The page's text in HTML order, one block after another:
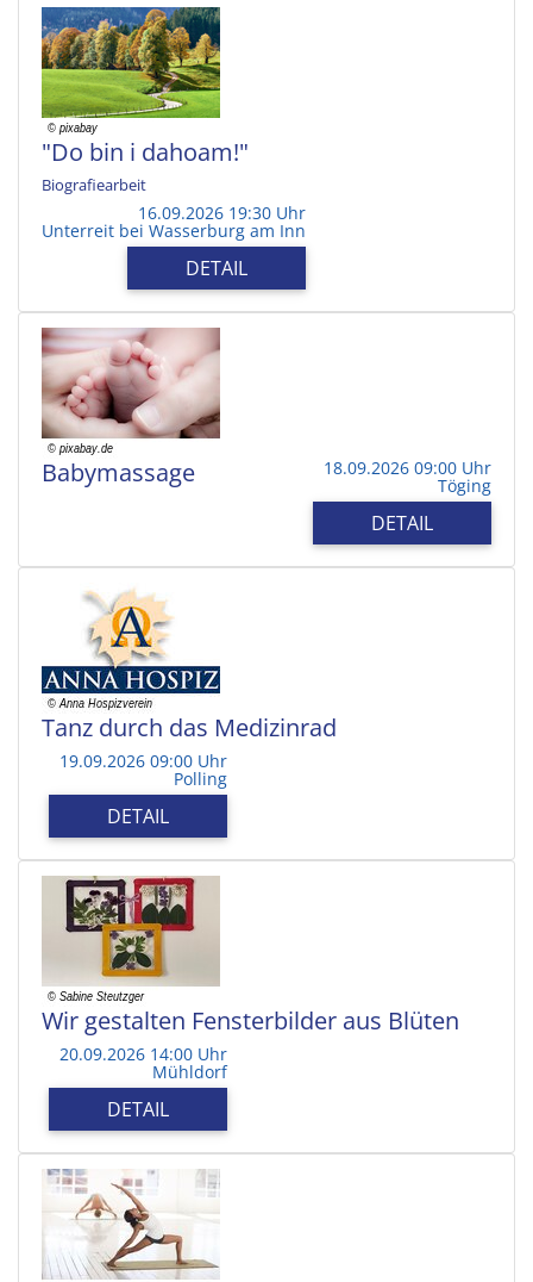
"Do bin i dahoam!"
Biografiearbeit
16.09.2026 19:30 Uhr
Unterreit bei Wasserburg am Inn
DETAIL
Babymassage 18.09.2026 09:00 Uhr
Töging
DETAIL
Tanz durch das Medizinrad
19.09.2026 09:00 Uhr
Polling
DETAIL
Wir gestalten Fensterbilder aus Blüten
20.09.2026 14:00 Uhr
Mühldorf
DETAIL